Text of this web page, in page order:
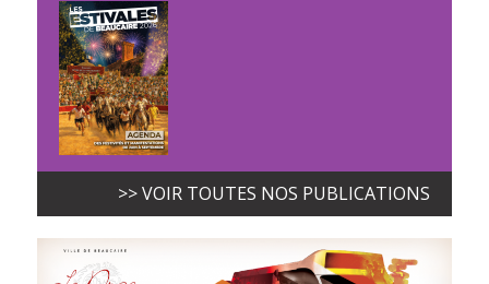
>> VOIR TOUTES NOS PUBLICATIONS